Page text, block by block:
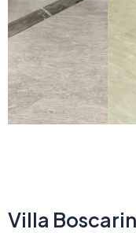
Villa